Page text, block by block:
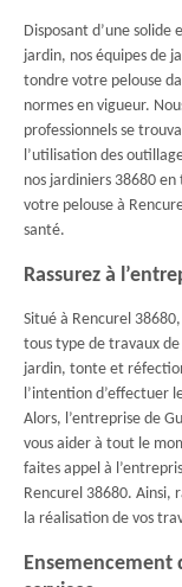
Disposant d’une solide
jardin, nos équipes de
tondre votre pelouse
normes en vigueur.
professionnels se
l’utilisation des
nos jardiniers 38680 en
votre pelouse à
santé.
Rassurez à
Situé à Rencurel
tous type de travaux
jardin, tonte et
l’intention d’effectuer
Alors, l’entreprise de
vous aider à tout le
faites appel à
Rencurel 38680. Ainsi,
la réalisation de vos
Ensemencement